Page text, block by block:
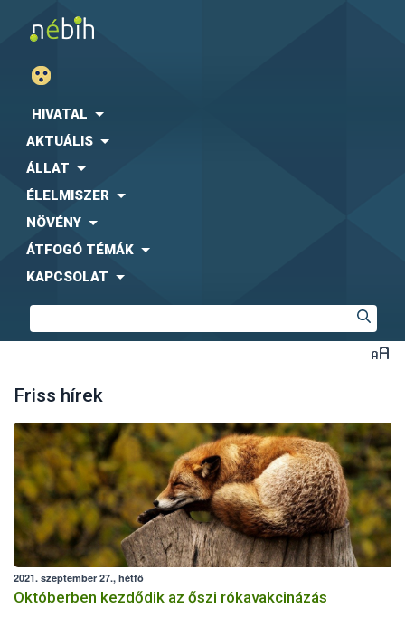
HIVATAL
AKTUÁLIS
ÁLLAT
ÉLELMISZER
NÖVÉNY
ÁTFOGÓ TÉMÁK
KAPCSOLAT
Friss hírek
2021. szeptember 27., hétfő
Októberben kezdődik az őszi rókavakcinázás